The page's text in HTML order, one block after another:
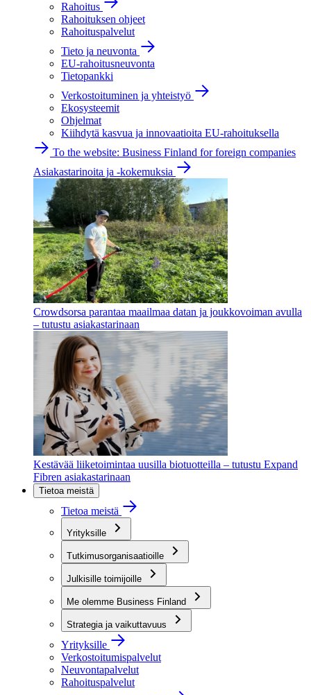
Rahoitus
Rahoituksen ohjeet
Rahoituspalvelut
Tieto ja neuvonta
EU-rahoitusneuvonta
Tietopankki
Verkostoituminen ja yhteistyö
Ekosysteemit
Ohjelmat
Kiihdytä kasvua ja innovaatioita EU-rahoituksella
To the website: Business Finland for foreign companies
Asiakastarinoita ja -kokemuksia
Crowdsorsa parantaa maailmaa datan ja joukkovoiman avulla
– tutustu asiakastarinaan
Kestävää liiketoimintaa uusilla biotuotteilla – tutustu Expand
Fibren asiakastarinaan
Tietoa meistä
Tietoa meistä
Yrityksille
Tutkimusorganisaatioille
Julkisille toimijoille
Me olemme Business Finland
Strategia ja vaikuttavuus
Yrityksille
Verkostoitumispalvelut
Neuvontapalvelut
Rahoituspalvelut